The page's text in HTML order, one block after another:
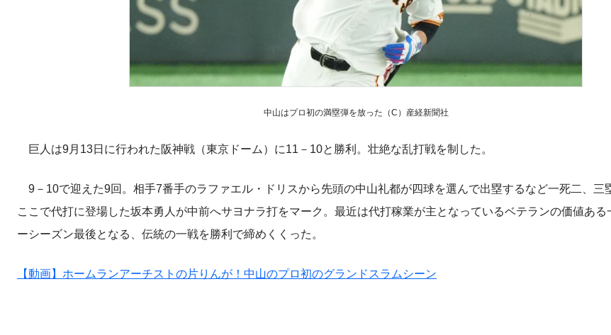
中山はプロ初の満塁弾を放った（C）産経新聞社
巨人は9月13日に行われた阪神戦（東京ドーム）に11－10と勝利。壮絶な乱打戦を制した。
9－10で迎えた9回。相手7番手のラファエル・ドリスから先頭の中山礼都が四球を選んで出塁するなど一死二、三
ここで代打に登場した坂本勇人が中前へサヨナラ打をマーク。最近は代打稼業が主となっているベテランの価値ある
ーシーズン最後となる、伝統の一戦を勝利で締めくくった。
【動画】ホームランアーチストの片りんが！中山のプロ初のグランドスラムシーン